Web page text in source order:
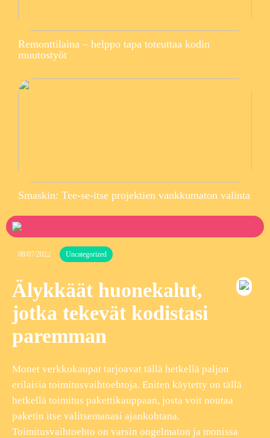
Remonttilaina – helppo tapa toteuttaa kodin
muutostyöt
Smaskin: Tee-se-itse projektien vankkumaton valinta
08/07/2022 Uncategorized
Älykkäät huonekalut,
jotka tekevät kodistasi
paremman
Monet verkkokaupat tarjoavat tällä hetkellä paljon
erilaisia toimitusvaihtoehtoja. Eniten käytetty on tällä
hetkellä toimitus pakettikauppaan, josta voit noutaa
paketin itse valitsemanasi ajankohtana.
Toimitusvaihtoehto on varsin ongelmaton ja monissa